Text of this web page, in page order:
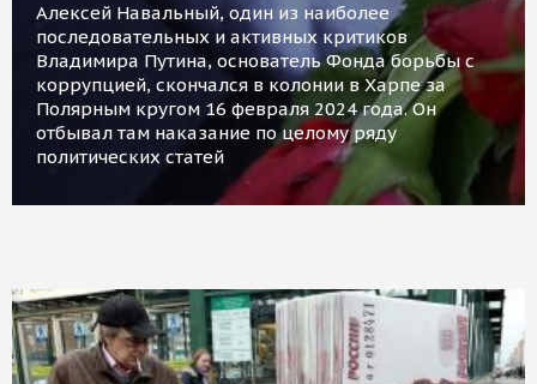
Алексей Навальный, один из наиболее
последовательных и активных критиков
Владимира Путина, основатель Фонда борьбы с
коррупцией, скончался в колонии в Харпе за
Полярным кругом 16 февраля 2024 года. Он
отбывал там наказание по целому ряду
политических статей